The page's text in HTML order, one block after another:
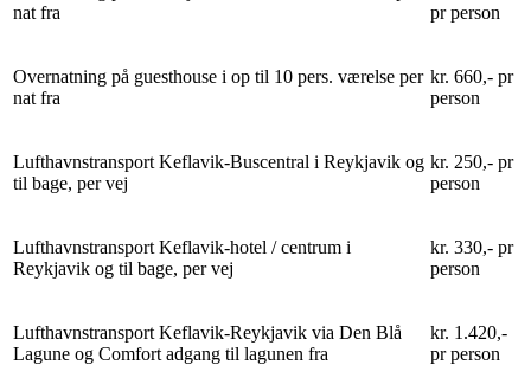
nat fra
pr person
Overnatning på guesthouse i op til 10 pers. værelse per
nat fra
kr. 660,- pr
person
Lufthavnstransport Keflavik-Buscentral i Reykjavik og
til bage, per vej
kr. 250,- pr
person
Lufthavnstransport Keflavik-hotel / centrum i
Reykjavik og til bage, per vej
kr. 330,- pr
person
Lufthavnstransport Keflavik-Reykjavik via Den Blå
Lagune og Comfort adgang til lagunen fra
kr. 1.420,-
pr person